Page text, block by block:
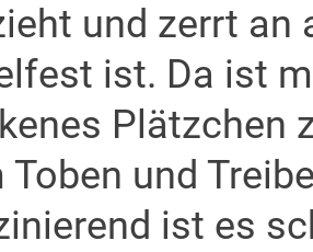
und zerrt an
ist. Da ist
Plätzchen
Toben und
ist es